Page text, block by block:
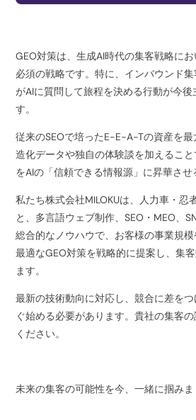
GEO対策は、生成AI時代の集客戦略に
必須の戦略です。特に、インバウンド
がAIに質問して旅程を決める行動が今後
す。
従来のSEOで培ったE-E-A-Tの資産を
造化データや独自の体験談を加えるこ
をAIの「信頼できる情報源」に昇華させ
私たち株式会社MILOKUは、人力車・忍
と、多言語ウェブ制作、SEO・MEO、
総合的なノウハウで、お客様の事業規模
最適なGEO対策を戦略的に提案し、集
ます。
最新の技術動向に対応し、競合に差を
ぐ始める必要があります。貴社の集客
ください。
未来の集客の可能性を今、一緒に掴みま